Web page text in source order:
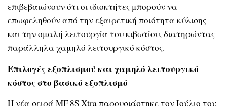
επιβεβαιώνουν ότι οι ιδιοκτήτες μπορούν να
επωφεληθούν από την εξαιρετική ποιότητα κύλισης
και την ομαλή λειτουργία του κιβωτίου, διατηρώντας
παράλληλα χαμηλό λειτουργικό κόστος.
Επιλογές εξοπλισμού και χαμηλό λειτουργικό
κόστος στο βασικό εξοπλισμό
Η νέα σειρά MF 8S Xtra παρουσιάστηκε τον Ιούλιο του